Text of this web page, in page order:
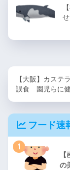
【大阪】カステ
誤食 園児らに
フード速
1
の